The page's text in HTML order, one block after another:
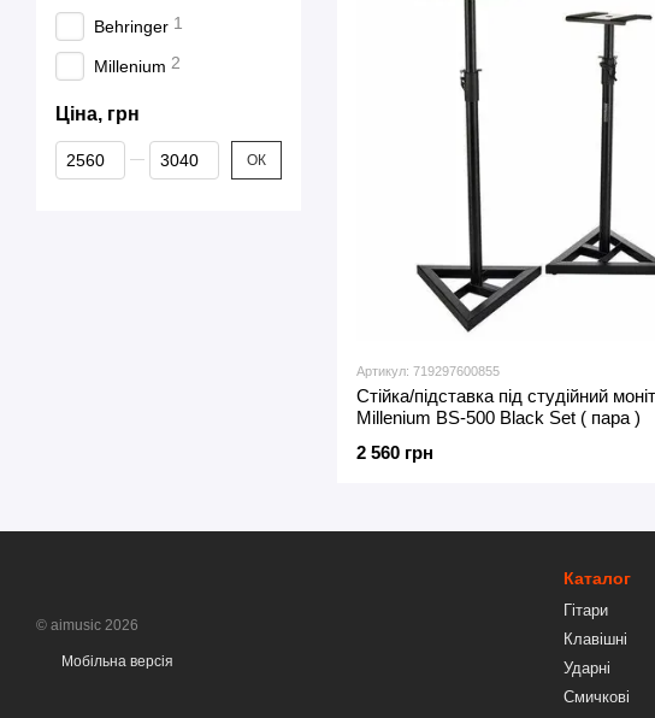
Артикул: 719297600855
Стійка/підставка під студійний
Millenium BS-500 Black Set ( пара )
2 560 грн
Behringer 1
Millenium 2
Ціна, грн
Від Ціна, грн
До Ціна, грн ОК
© aimusic 2026
Мобільна версія
Каталог
Гітари
Клавішні
Ударні
Смичкові